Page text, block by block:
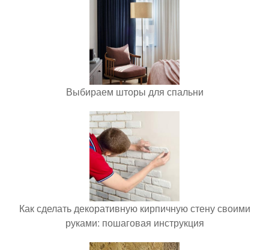
Выбираем шторы для спальни
Как сделать декоративную кирпичную стену своими
руками: пошаговая инструкция